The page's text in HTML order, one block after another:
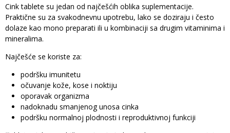
Cink tablete su jedan od najčešćih oblika suplementacije.
Praktične su za svakodnevnu upotrebu, lako se doziraju i često
dolaze kao mono preparati ili u kombinaciji sa drugim vitaminima i
mineralima.
Najčešće se koriste za:
podršku imunitetu
očuvanje kože, kose i noktiju
oporavak organizma
nadoknadu smanjenog unosa cinka
podršku normalnoj plodnosti i reproduktivnoj funkciji